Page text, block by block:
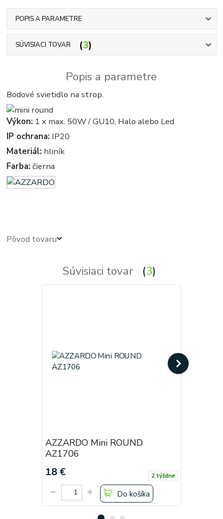
POPIS A PARAMETRE
SÚVISIACI TOVAR 3
Popis a parametre
Bodové svietidlo na strop.
Výkon: 1 x max. 50W / GU10, Halo alebo Led
IP ochrana: IP20
Materiál: hliník
Farba: čierna
Pôvod tovaru
Súvisiaci tovar 3
AZZARDO Mini ROUND
AZ1706
18 € 2 týždne
Do košíka